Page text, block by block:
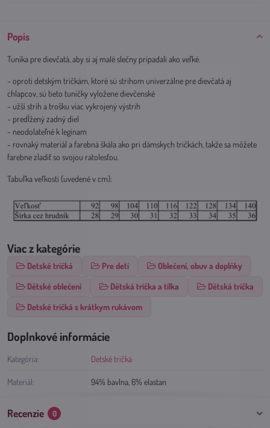
Popis
Tunika pre dievčatá, aby si aj malé slečny pripadali ako veľké.
- oproti detským tričkám, ktoré sú strihom univerzálne pre dievčatá aj
chlapcov, sú tieto tuničky vyložene dievčenské
- užší strih a trošku viac vykrojený výstrih
- predĺžený zadný diel
- neodolateľné k legínam
- rovnaký materiál a farebná škála ako pri dámskych tričkách, takže sa môžete
farebne zladiť so svojou ratolesťou.
Tabuľka veľkosti (uvedené v cm):
Viac z kategórie
Detské tričká Pre deti
Oblečení, obuv a doplňky
Dětské oblečení
Dětská trička a tílka
Dětská trička
Detské tričká s krátkym rukávom
Doplnkové informácie
Kategória: Detské tričká
Materiál: 94% bavlna, 6% elastan
Recenzie 0